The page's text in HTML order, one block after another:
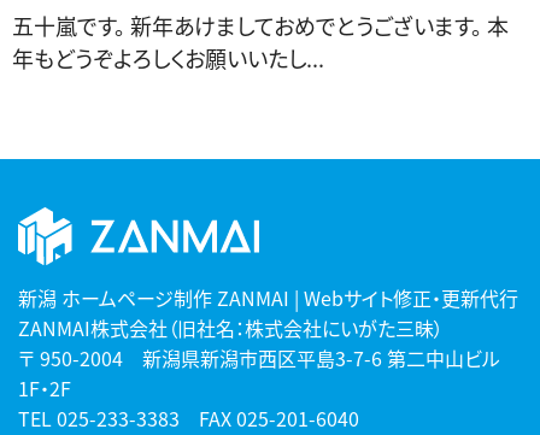
五十嵐です。 新年あけましておめでとうございます。 本
年もどうぞよろしくお願いいたし...
新潟 ホームページ制作 ZANMAI | Webサイト修正・更新代行
ZANMAI株式会社（旧社名：株式会社にいがた三昧）
〒 950-2004 新潟県新潟市西区平島3-7-6 第二中山ビル
1F・2F
TEL025-233-3383 FAX 025-201-6040